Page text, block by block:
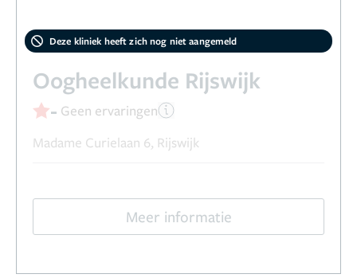
Deze kliniek heeft zich nog niet aangemeld
Oogheelkunde Rijswijk
- Geen ervaringen
Madame Curielaan 6, Rijswijk
Meer informatie